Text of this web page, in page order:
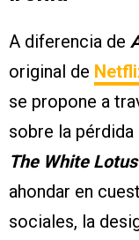
A diferencia de
original de
se propone a
sobre la
The White Lotus
ahondar en
sociales, la